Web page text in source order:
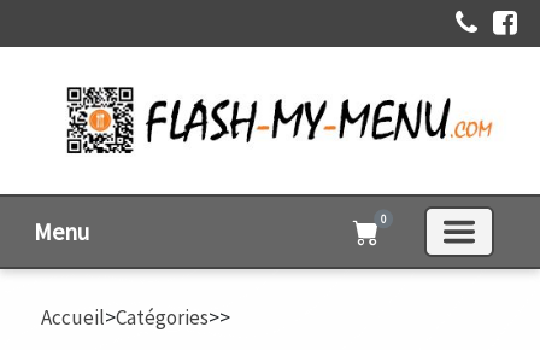
Menu 0
Accueil>Catégories>>